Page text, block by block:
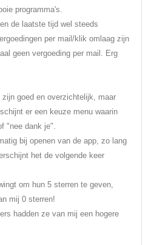
programma's.
de laatste tijd wel steeds
per mail/klik omlaag zijn
geen vergoeding per mail. Erg
zijn goed en overzichtelijk, maar
er een keuze menu waarin
"nee dank je".
bij openen van de app, zo lang
het de volgende keer
om hun 5 sterren te geven,
mij 0 sterren!
hadden ze van mij een hogere